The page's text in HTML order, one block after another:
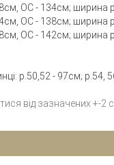
ОС - 134см; ширина
ОС - 138см; ширина
ОС - 142см; ширина
р.50,52 - 97см; р.54,
від зазначених +-2